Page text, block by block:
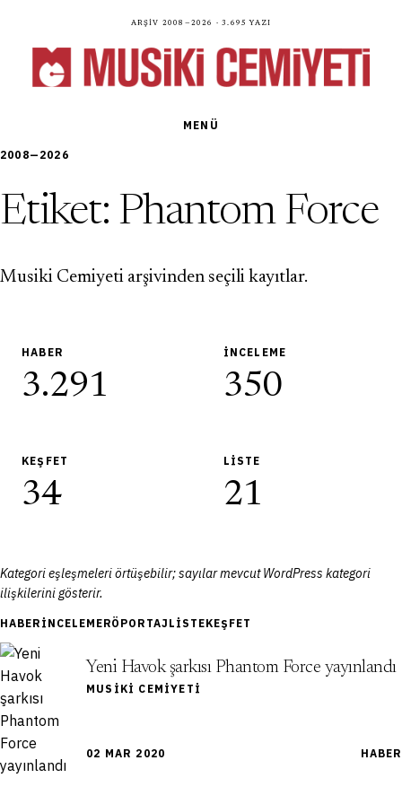
Arşiv 2008—2026 · 3.695 yazı
MENÜ
2008—2026
Etiket: Phantom Force
Musiki Cemiyeti arşivinden seçili kayıtlar.
HABER
3.291
İNCELEME
350
KEŞFET
34
LISTE
21
Kategori eşleşmeleri örtüşebilir; sayılar mevcut WordPress kategori
ilişkilerini gösterir.
HABER İNCELEMERÖPORTAJ LISTEKEŞFET
02 MAR 2020
Yeni Havok şarkısı Phantom Force yayınlandı
MUSIKI CEMIYETI
HABER